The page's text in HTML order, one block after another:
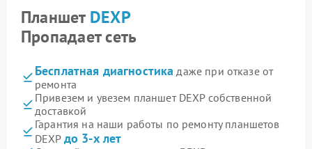
Планшет DEXP
Пропадает сеть
Бесплатная диагностика даже при отказе от
ремонта
Привезем и увезем планшет DEXP собственной
доставкой
Гарантия на наши работы по ремонту планшетов
DEXP до 3-х лет